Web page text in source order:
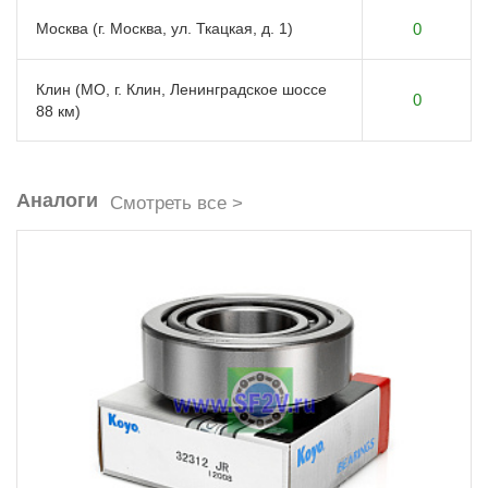
Москва (г. Москва, ул. Ткацкая, д. 1) 0
Клин (МО, г. Клин, Ленинградское шоссе
88 км)
0
Аналоги Смотреть все >